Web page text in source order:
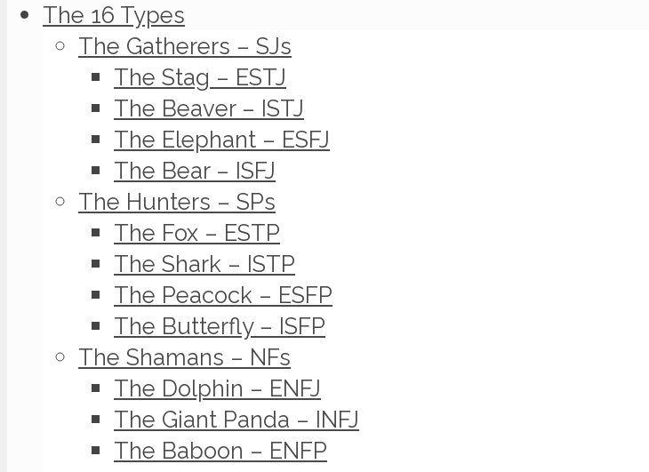
The 16 Types
The Gatherers – SJs
The Stag – ESTJ
The Beaver – ISTJ
The Elephant – ESFJ
The Bear – ISFJ
The Hunters – SPs
The Fox – ESTP
The Shark – ISTP
The Peacock – ESFP
The Butterfly – ISFP
The Shamans – NFs
The Dolphin – ENFJ
The Giant Panda – INFJ
The Baboon – ENFP